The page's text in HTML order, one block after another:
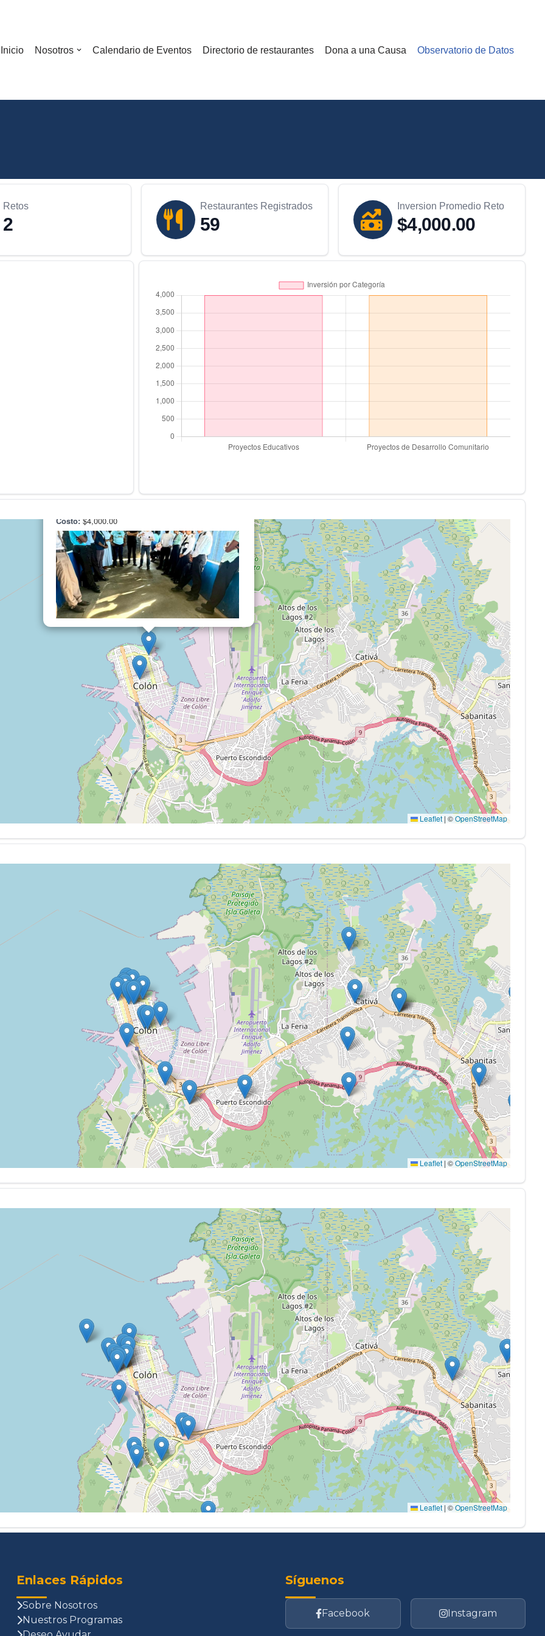
Inicio Nosotros Calendario de Eventos Directorio de restaurantes Dona a una Causa Observatorio de Datos
Retos
2
Restaurantes Registrados
59
Inversion Promedio Reto
$4,000.00
Ubicación:Instituto Rufo A. Garay. · Calle 3,
Costo: $4,000.00
Leaflet | ©OpenStreetMap
Leaflet | ©OpenStreetMap
Leaflet | ©OpenStreetMap
Enlaces Rápidos
Sobre Nosotros
Nuestros Programas
Síguenos
Facebook Instagram